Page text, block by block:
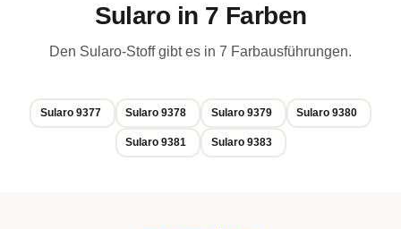
Sularo in 7 Farben
Den Sularo-Stoff gibt es in 7 Farbausführungen.
Sularo 9377 Sularo 9378 Sularo 9379 Sularo 9380
Sularo 9381 Sularo 9383